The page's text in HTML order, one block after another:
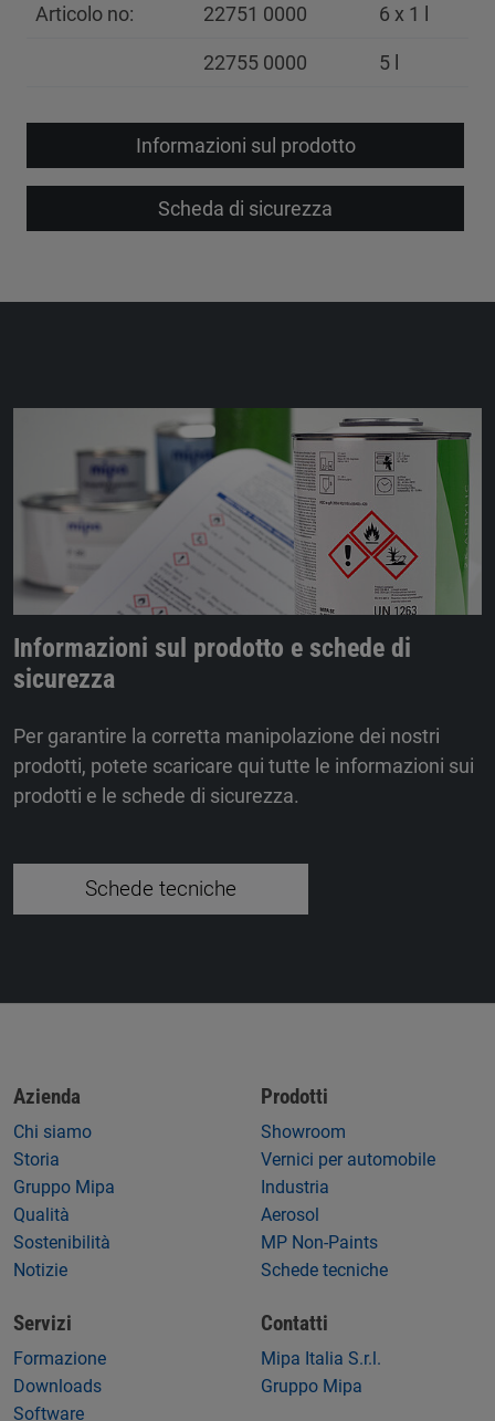
Articolo no: 22751 0000 6 x 1 l
22755 0000 5 l
Informazioni sul prodotto
Scheda di sicurezza
Informazioni sul prodotto e schede di
sicurezza
Per garantire la corretta manipolazione dei nostri
prodotti, potete scaricare qui tutte le informazioni sui
prodotti e le schede di sicurezza.
Schede tecniche
Azienda
Chi siamo
Storia
Gruppo Mipa
Qualità
Sostenibilità
Notizie
Prodotti
Showroom
Vernici per automobile
Industria
Aerosol
MP Non-Paints
Schede tecniche
Servizi
Formazione
Downloads
Software
Contatti
Mipa Italia S.r.l.
Gruppo Mipa